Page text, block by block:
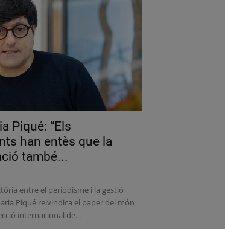
Piqué: “Els
han entès que la
també...
entre el periodisme i la gestió
Piqué reivindica el paper del món
internacional de...